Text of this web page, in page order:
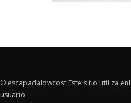
© escapadalowcost Este sitio utiliza
usuario.